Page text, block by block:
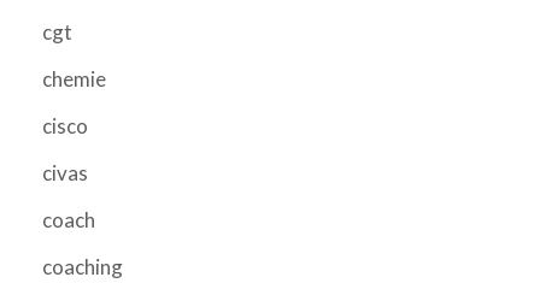
cgt
chemie
cisco
civas
coach
coaching